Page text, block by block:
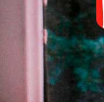
es
- Anos